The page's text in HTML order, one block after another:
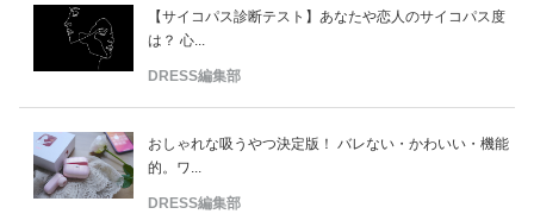
【サイコパス診断テスト】あなたや恋人のサイコパス度
は？ 心...
DRESS編集部
おしゃれな吸うやつ決定版！ バレない・かわいい・機能
的。ワ...
DRESS編集部